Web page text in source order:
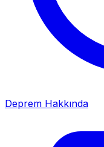
Deprem Hakkında